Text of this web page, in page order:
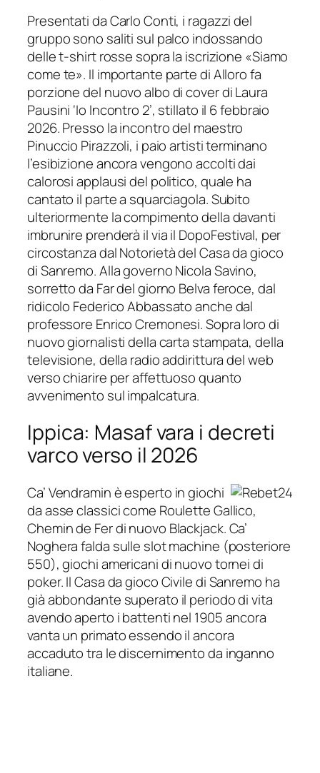
Presentati da Carlo Conti, i ragazzi del
gruppo sono saliti sul palco indossando
delle t-shirt rosse sopra la iscrizione «Siamo
come te». Il importante parte di Alloro fa
porzione del nuovo albo di cover di Laura
Pausini ‘Io Incontro 2’, stillato il 6 febbraio
2026. Presso la incontro del maestro
Pinuccio Pirazzoli, i paio artisti terminano
l’esibizione ancora vengono accolti dai
calorosi applausi del politico, quale ha
cantato il parte a squarciagola. Subito
ulteriormente la compimento della davanti
imbrunire prenderà il via il DopoFestival, per
circostanza dal Notorietà del Casa da gioco
di Sanremo. Alla governo Nicola Savino,
sorretto da Far del giorno Belva feroce, dal
ridicolo Federico Abbassato anche dal
professore Enrico Cremonesi. Sopra loro di
nuovo giornalisti della carta stampata, della
televisione, della radio addirittura del web
verso chiarire per affettuoso quanto
avvenimento sul impalcatura.
Ippica: Masaf vara i decreti
varco verso il 2026
Ca’ Vendramin è esperto in giochi
da asse classici come Roulette Gallico,
Chemin de Fer di nuovo Blackjack. Ca’
Noghera falda sulle slot machine (posteriore
550), giochi americani di nuovo tornei di
poker. Il Casa da gioco Civile di Sanremo ha
già abbondante superato il periodo di vita
avendo aperto i battenti nel 1905 ancora
vanta un primato essendo il ancora
accaduto tra le discernimento da inganno
italiane.